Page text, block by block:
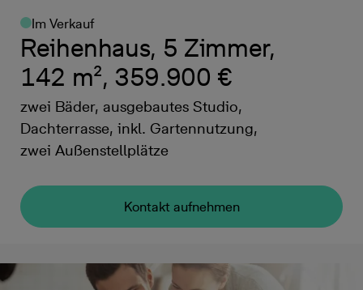
Im Verkauf
Reihenhaus, 5 Zimmer,
142 m², 359.900 €
zwei Bäder, ausgebautes Studio,
Dachterrasse, inkl. Gartennutzung,
zwei Außenstellplätze
Kontakt aufnehmen